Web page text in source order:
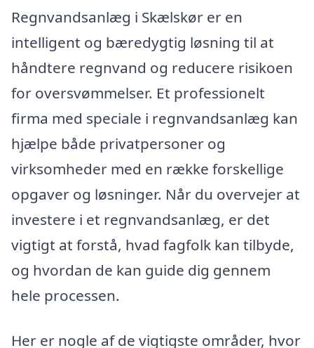
Regnvandsanlæg i Skælskør er en
intelligent og bæredygtig løsning til at
håndtere regnvand og reducere risikoen
for oversvømmelser. Et professionelt
firma med speciale i regnvandsanlæg kan
hjælpe både privatpersoner og
virksomheder med en række forskellige
opgaver og løsninger. Når du overvejer at
investere i et regnvandsanlæg, er det
vigtigt at forstå, hvad fagfolk kan tilbyde,
og hvordan de kan guide dig gennem
hele processen.
Her er nogle af de vigtigste områder, hvor